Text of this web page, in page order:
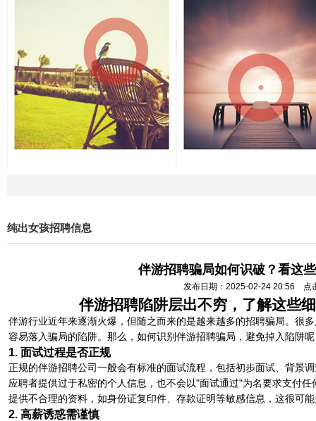
纯出女孩招聘信息
伴游招聘骗局如何识破？看这
发布日期：2025-02-24 20:56 点
伴游招聘陷阱层出不穷，了解这些
伴游行业近年来逐渐火爆，但随之而来的是越来越多的招聘骗局。很
容易落入骗局的陷阱。那么，如何识别伴游招聘骗局，避免掉入陷阱
1. 面试过程是否正规
正规的伴游招聘公司一般会有标准的面试流程，包括初步面试、背景
应聘者提供过于私密的个人信息，也不会以"面试通过"为名要求支付
提供不合理的资料，如身份证复印件、存款证明等敏感信息，这很可
2. 高薪诱惑需谨慎